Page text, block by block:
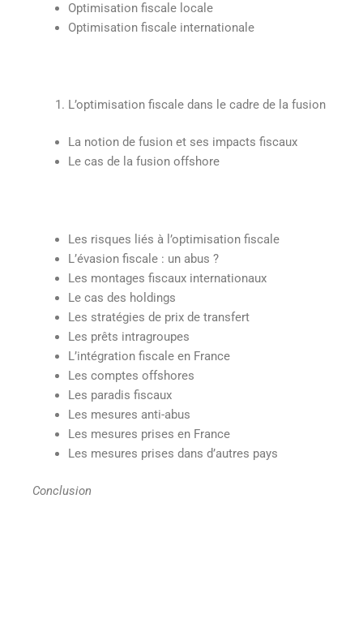
Optimisation fiscale locale
Optimisation fiscale internationale
L’optimisation fiscale dans le cadre de la fusion
La notion de fusion et ses impacts fiscaux
Le cas de la fusion offshore
Les risques liés à l’optimisation fiscale
L’évasion fiscale : un abus ?
Les montages fiscaux internationaux
Le cas des holdings
Les stratégies de prix de transfert
Les prêts intragroupes
L’intégration fiscale en France
Les comptes offshores
Les paradis fiscaux
Les mesures anti-abus
Les mesures prises en France
Les mesures prises dans d’autres pays
Conclusion